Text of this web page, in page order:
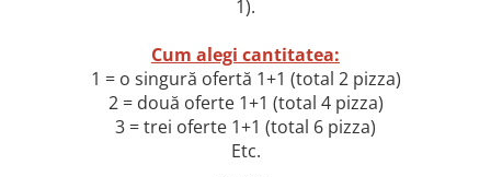
1).
Cum alegi cantitatea:
1 = o singură ofertă 1+1 (total 2 pizza)
2 = două oferte 1+1 (total 4 pizza)
3 = trei oferte 1+1 (total 6 pizza)
Etc.